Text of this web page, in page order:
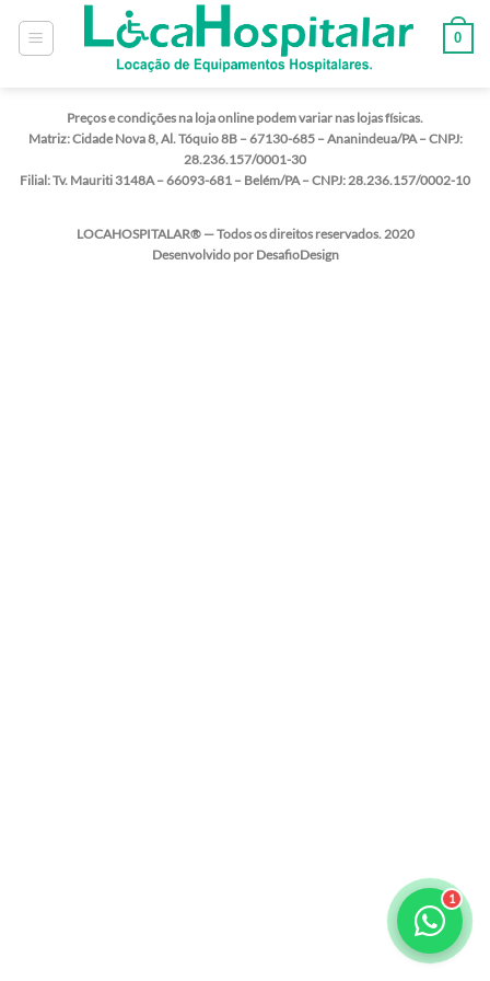
0
Preços e condições na loja online podem variar nas lojas físicas.
Matriz:Cidade Nova 8, Al. Tóquio 8B – 67130-685 – Ananindeua/PA – CNPJ:
28.236.157/0001-30
Filial:Tv. Mauriti 3148A – 66093-681 – Belém/PA – CNPJ: 28.236.157/0002-10
LOCAHOSPITALAR® — Todos os direitos reservados. 2020
Desenvolvido por DesafioDesign